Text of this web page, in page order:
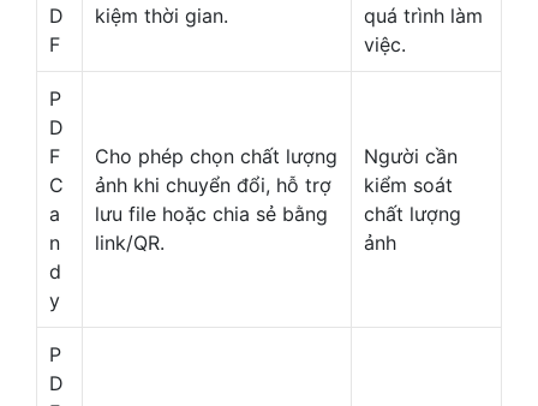
D
F
kiệm thời gian.
quá trình làm
việc.
P
D
F
C
a
n
d
y
Cho phép chọn chất lượng
ảnh khi chuyển đổi, hỗ trợ
lưu file hoặc chia sẻ bằng
link/QR.
Người cần
kiểm soát
chất lượng
ảnh
P
D